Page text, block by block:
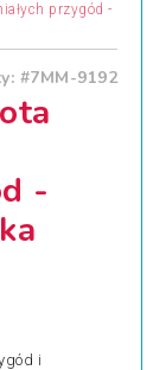
przygód -
#7MM-9192
-
i